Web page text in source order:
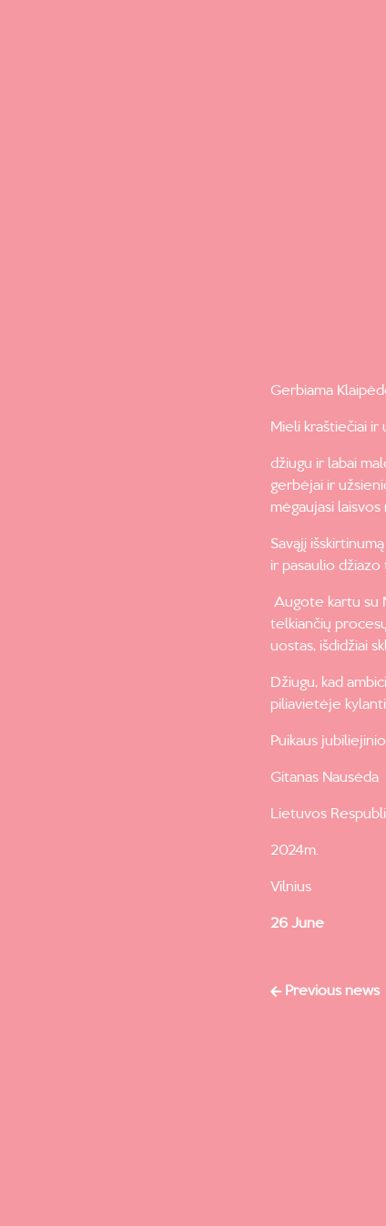
Gerbiama
Mieli kraštiečiai ir
džiugu ir labai
gerbėjai ir
mėgaujasi
Savąjį
ir pasaulio
Augote kartu su
telkiančių
uostas, išdidžiai
Džiugu, kad
piliavietėje
Puikaus
Gitanas Nausėda
Lietuvos
2024m.
Vilnius
26 June
Previous news